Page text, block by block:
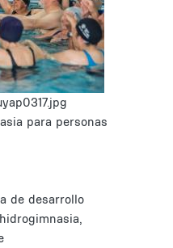
para personas
de desarrollo